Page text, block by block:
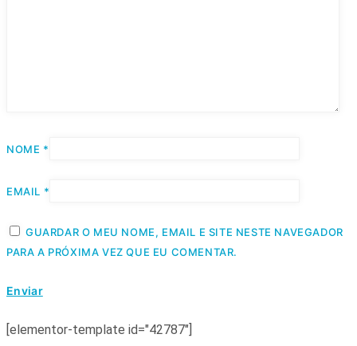
NOME *
EMAIL *
GUARDAR O MEU NOME, EMAIL E SITE NESTE NAVEGADOR
PARA A PRÓXIMA VEZ QUE EU COMENTAR.
[elementor-template id="42787"]